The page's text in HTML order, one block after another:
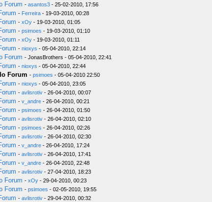
Forum - asantos3 - 25-02-2010, 17:56
- Ferreira - 19-03-2010, 00:28
- xOy - 19-03-2010, 01:05
- psimoes - 19-03-2010, 01:10
- xOy - 19-03-2010, 01:11
- nioxys - 05-04-2010, 22:14
Forum - JonasBrothers - 05-04-2010, 22:41
- nioxys - 05-04-2010, 22:44
Forum - psimoes - 05-04-2010 22:50
- nioxys - 05-04-2010, 23:05
- avlisrotiv - 26-04-2010, 00:07
- v_andre - 26-04-2010, 00:21
- psimoes - 26-04-2010, 01:50
- avlisrotiv - 26-04-2010, 02:10
- psimoes - 26-04-2010, 02:26
- avlisrotiv - 26-04-2010, 02:30
- v_andre - 26-04-2010, 17:24
- avlisrotiv - 26-04-2010, 17:41
- v_andre - 26-04-2010, 22:48
- avlisrotiv - 27-04-2010, 18:23
Forum - xOy - 29-04-2010, 00:23
Forum - psimoes - 02-05-2010, 19:55
- avlisrotiv - 29-04-2010, 00:32